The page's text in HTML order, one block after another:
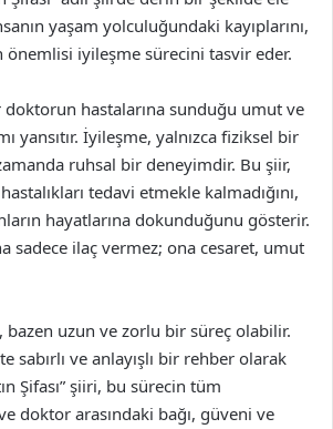
yaşam yolculuğundaki kayıplarını,
önemlisi iyileşme sürecini tasvir eder.
hastalarına sunduğu umut ve
yansıtır. İyileşme, yalnızca fiziksel bir
ruhsal bir deneyimdir. Bu şiir,
tedavi etmekle kalmadığını,
hayatlarına dokunduğunu gösterir.
sadece ilaç vermez; ona cesaret, umut
uzun ve zorlu bir süreç olabilir.
sabırlı ve anlayışlı bir rehber olarak
Şifası” şiiri, bu sürecin tüm
doktor arasındaki bağı, güveni ve